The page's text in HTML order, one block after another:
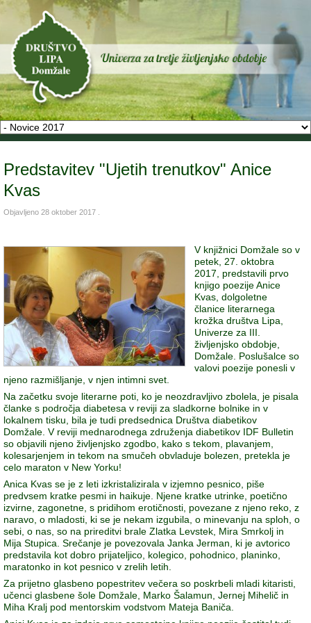
Predstavitev "Ujetih trenutkov" Anice
Kvas
Objavljeno 28 oktober 2017
V knjižnici Domžale so v
petek, 27. oktobra
2017, predstavili prvo
knjigo poezije Anice
Kvas, dolgoletne
članice literarnega
krožka društva Lipa,
Univerze za III.
življenjsko obdobje,
Domžale. Poslušalce so
valovi poezije ponesli v
njeno razmišljanje, v njen intimni svet.
Na začetku svoje literarne poti, ko je neozdravljivo zbolela, je pisala
članke s področja diabetesa v reviji za sladkorne bolnike in v
lokalnem tisku, bila je tudi predsednica Društva diabetikov
Domžale. V reviji mednarodnega združenja diabetikov IDF Bulletin
so objavili njeno življenjsko zgodbo, kako s tekom, plavanjem,
kolesarjenjem in tekom na smučeh obvladuje bolezen, pretekla je
celo maraton v New Yorku!
Anica Kvas se je z leti izkristalizirala v izjemno pesnico, piše
predvsem kratke pesmi in haikuje. Njene kratke utrinke, poetično
izvirne, zagonetne, s pridihom erotičnosti, povezane z njeno reko, z
naravo, o mladosti, ki se je nekam izgubila, o minevanju na sploh, o
sebi, o nas, so na prireditvi brale Zlatka Levstek, Mira Smrkolj in
Mija Stupica. Srečanje je povezovala Janka Jerman, ki je avtorico
predstavila kot dobro prijateljico, kolegico, pohodnico, planinko,
maratonko in kot pesnico v zrelih letih.
Za prijetno glasbeno popestritev večera so poskrbeli mladi kitaristi,
učenci glasbene šole Domžale, Marko Šalamun, Jernej Mihelič in
Miha Kralj pod mentorskim vodstvom Mateja Baniča.